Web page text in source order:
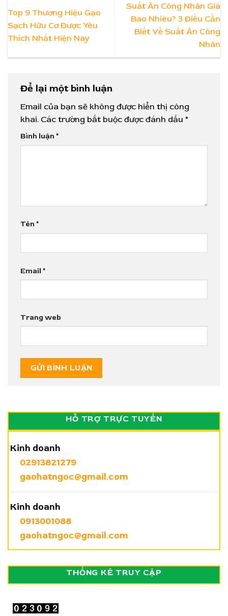
Top 9 Thương Hiệu Gạo
Sạch Hữu Cơ Được Yêu
Thích Nhất Hiện Nay
Suất Ăn Công Nhân Giá
Bao Nhiêu? 3 Điều Cần
Biết Về Suất Ăn Công
Nhân
Để lại một bình luận
Email của bạn sẽ không được hiển thị công
khai. Các trường bắt buộc được đánh dấu *
Bình luận *
Tên *
Email *
Trang web
HỖ TRỢ TRỰC TUYẾN
Kinh doanh
02913821279
gaohatngoc@gmail.com
Kinh doanh
0913001088
gaohatngoc@gmail.com
THỐNG KÊ TRUY CẬP